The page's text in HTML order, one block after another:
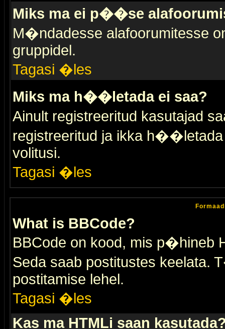
Miks ma ei p��se
M�ndadesse alafoorumitesse
gruppidel.
Tagasi �les
Miks ma h��letada ei saa?
Ainult registreeritud kasutajad
registreeritud ja ikka h��letada
volitusi.
Tagasi �les
What is BBCode?
BBCode on kood, mis p�hineb
Seda saab postitustes keelata.
postitamise lehel.
Tagasi �les
Kas ma HTMLi saan